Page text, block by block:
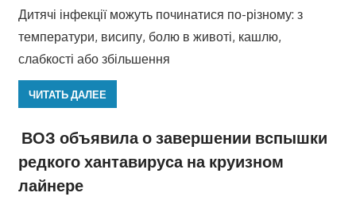
Дитячі інфекції можуть починатися по-різному: з
температури, висипу, болю в животі, кашлю,
слабкості або збільшення
ЧИТАТЬ ДАЛЕЕ
ВОЗ объявила о завершении вспышки
редкого хантавируса на круизном
лайнере